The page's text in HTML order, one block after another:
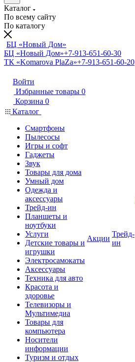
Каталог
По всему сайту
По каталогу
БЦ «Новый Дом»
БЦ «Новый Дом»+7-913-651-60-30
ТК «Komarova PlaZa»+7-913-651-60-20
Войти
Избранные товары 0
Корзина 0
Каталог
Смартфоны
Пылесосы
Игры и софт
Гаджеты
Звук
Товары для дома
Умный дом
Одежда и
аксессуары
Трейд-ин
Планшеты и
ноутбуки
Услуги
Детские товары и
игрушки
Электросамокаты
Аксессуары
Техника для авто
Красота и
здоровье
Телевизоры и
Мультимедиа
Товары для
компьютера
Носители
информации
Туризм и отдых
Акции
Трейд-
ин